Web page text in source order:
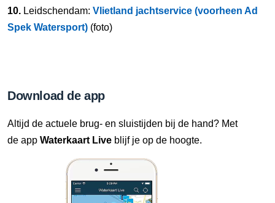
10. Leidschendam: Vlietland jachtservice (voorheen Ad
Spek Watersport) (foto)
Download de app
Altijd de actuele brug- en sluistijden bij de hand? Met
de app Waterkaart Live blijf je op de hoogte.